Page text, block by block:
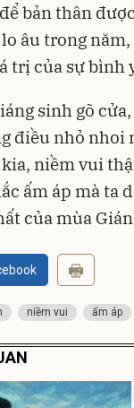
bản thân
âu trong
trị của sự bình
sinh gõ
điều nhỏ nhoi
niềm vui
ấm áp mà ta
của mùa
niềm vui ấm áp